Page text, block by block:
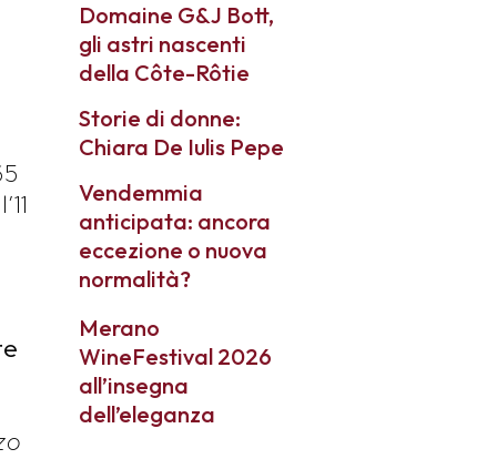
Domaine G&J Bott,
gli astri nascenti
della Côte-Rôtie
Storie di donne:
Chiara De Iulis Pepe
Vendemmia
anticipata: ancora
eccezione o nuova
normalità?
Merano
WineFestival 2026
all’insegna
dell’eleganza